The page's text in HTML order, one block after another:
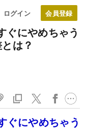
ログイン
ぐにやめちゃう
は？
ぐにやめちゃう